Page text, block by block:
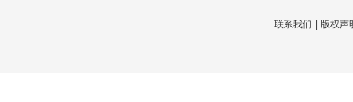
联系我们 版权声